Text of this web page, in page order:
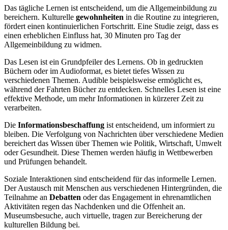
Das tägliche Lernen ist entscheidend, um die Allgemeinbildung zu
bereichern. Kulturelle gewohnheiten in die Routine zu integrieren,
fördert einen kontinuierlichen Fortschritt. Eine Studie zeigt, dass es
einen erheblichen Einfluss hat, 30 Minuten pro Tag der
Allgemeinbildung zu widmen.
Das Lesen ist ein Grundpfeiler des Lernens. Ob in gedruckten
Büchern oder im Audioformat, es bietet tiefes Wissen zu
verschiedenen Themen. Audible beispielsweise ermöglicht es,
während der Fahrten Bücher zu entdecken. Schnelles Lesen ist eine
effektive Methode, um mehr Informationen in kürzerer Zeit zu
verarbeiten.
Die Informationsbeschaffung ist entscheidend, um informiert zu
bleiben. Die Verfolgung von Nachrichten über verschiedene Medien
bereichert das Wissen über Themen wie Politik, Wirtschaft, Umwelt
oder Gesundheit. Diese Themen werden häufig in Wettbewerben
und Prüfungen behandelt.
Soziale Interaktionen sind entscheidend für das informelle Lernen.
Der Austausch mit Menschen aus verschiedenen Hintergründen, die
Teilnahme an Debatten oder das Engagement in ehrenamtlichen
Aktivitäten regen das Nachdenken und die Offenheit an.
Museumsbesuche, auch virtuelle, tragen zur Bereicherung der
kulturellen Bildung bei.